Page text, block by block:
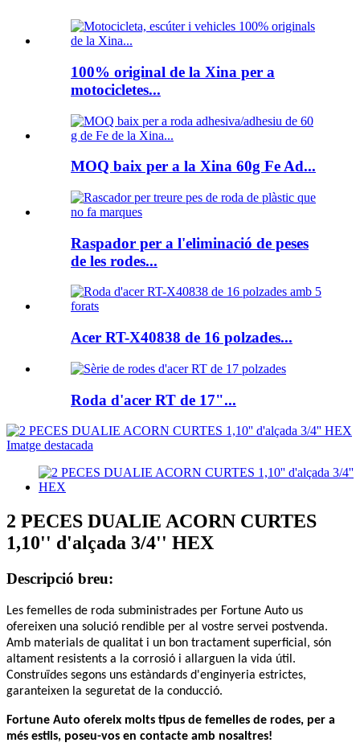
100% original de la Xina per a
motocicletes...
MOQ baix per a la Xina 60g Fe Ad...
Raspador per a l'eliminació de peses
de les rodes...
Acer RT-X40838 de 16 polzades...
Roda d'acer RT de 17"...
2 PECES DUALIE ACORN CURTES
1,10'' d'alçada 3/4'' HEX
Descripció breu:
Les femelles de roda subministrades per Fortune Auto us
ofereixen una solució rendible per al vostre servei postvenda.
Amb materials de qualitat i un bon tractament superficial, són
altament resistents a la corrosió i allarguen la vida útil.
Construïdes segons uns estàndards d'enginyeria estrictes,
garanteixen la seguretat de la conducció.
Fortune Auto ofereix molts tipus de femelles de rodes, per a
més estils, poseu-vos en contacte amb nosaltres!